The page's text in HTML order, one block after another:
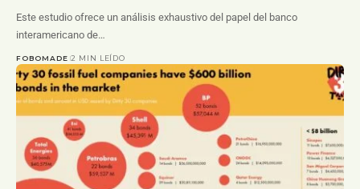
Este estudio ofrece un análisis exhaustivo del papel del banco
interamericano de…
FOBOMADE 2 MIN LEÍDO